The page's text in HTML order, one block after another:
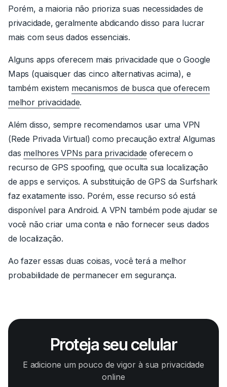
Porém, a maioria não prioriza suas necessidades de
privacidade, geralmente abdicando disso para lucrar
mais com seus dados essenciais.
Alguns apps oferecem mais privacidade que o Google
Maps (quaisquer das cinco alternativas acima), e
também existem mecanismos de busca que oferecem
melhor privacidade.
Além disso, sempre recomendamos usar uma VPN
(Rede Privada Virtual) como precaução extra! Algumas
das melhores VPNs para privacidade oferecem o
recurso de GPS spoofing, que oculta sua localização
de apps e serviços. A substituição de GPS da Surfshark
faz exatamente isso. Porém, esse recurso só está
disponível para Android. A VPN também pode ajudar se
você não criar uma conta e não fornecer seus dados
de localização.
Ao fazer essas duas coisas, você terá a melhor
probabilidade de permanecer em segurança.
Proteja seu celular
E adicione um pouco de vigor à sua privacidade
online